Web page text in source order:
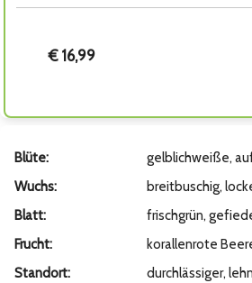
€ 16,99
Blüte:
gelblichweiße,
Wuchs:
breitbuschig,
Blatt:
frischgrün,
Frucht:
korallenrote
Standort:
durchlässiger,